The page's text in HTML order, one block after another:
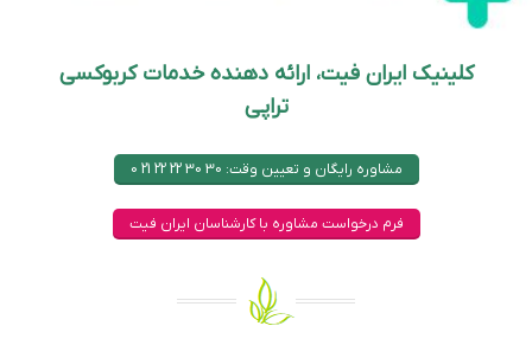
کلینیک ایران فیت، ارائه دهنده خدمات کربوکسی
تراپی
مشاوره رایگان و تعیین وقت: 30 30 22 22 21 0
فرم درخواست مشاوره با کارشناسان ایران فیت